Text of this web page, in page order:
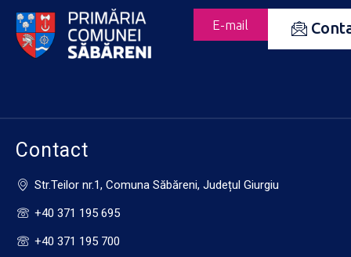
E-mail
Contact
Str.Teilor nr.1, Comuna Săbăreni, Județul Giurgiu
+40 371 195 695
+40 371 195 700